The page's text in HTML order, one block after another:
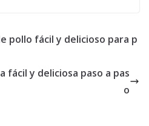
pollo fácil y delicioso para p
fácil y deliciosa paso a pas
o